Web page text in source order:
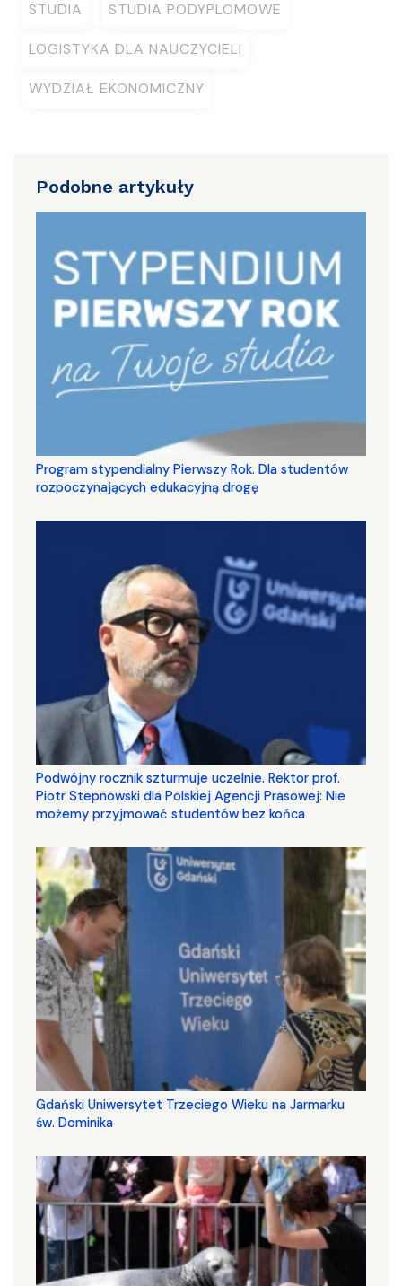
STUDIA STUDIA PODYPLOMOWE
LOGISTYKA DLA NAUCZYCIELI
WYDZIAŁ EKONOMICZNY
Podobne artykuły
Program stypendialny Pierwszy Rok. Dla studentów
rozpoczynających edukacyjną drogę
Podwójny rocznik szturmuje uczelnie. Rektor prof.
Piotr Stepnowski dla Polskiej Agencji Prasowej: Nie
możemy przyjmować studentów bez końca
Gdański Uniwersytet Trzeciego Wieku na Jarmarku
św. Dominika